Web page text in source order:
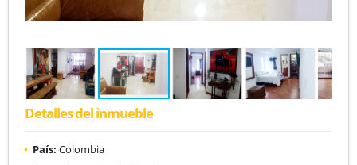
Detalles del inmueble
País: Colombia